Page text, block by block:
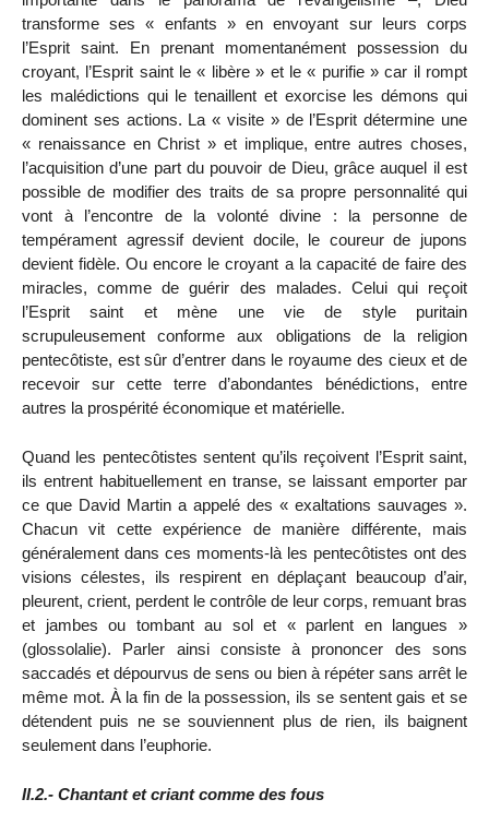
transforme ses « enfants » en envoyant sur leurs corps
l’Esprit saint. En prenant momentanément possession du
croyant, l’Esprit saint le « libère » et le « purifie » car il rompt
les malédictions qui le tenaillent et exorcise les démons qui
dominent ses actions. La « visite » de l’Esprit détermine une
« renaissance en Christ » et implique, entre autres choses,
l’acquisition d’une part du pouvoir de Dieu, grâce auquel il est
possible de modifier des traits de sa propre personnalité qui
vont à l’encontre de la volonté divine : la personne de
tempérament agressif devient docile, le coureur de jupons
devient fidèle. Ou encore le croyant a la capacité de faire des
miracles, comme de guérir des malades. Celui qui reçoit
l’Esprit saint et mène une vie de style puritain
scrupuleusement conforme aux obligations de la religion
pentecôtiste, est sûr d’entrer dans le royaume des cieux et de
recevoir sur cette terre d’abondantes bénédictions, entre
autres la prospérité économique et matérielle.
Quand les pentecôtistes sentent qu’ils reçoivent l’Esprit saint,
ils entrent habituellement en transe, se laissant emporter par
ce que David Martin a appelé des « exaltations sauvages ».
Chacun vit cette expérience de manière différente, mais
généralement dans ces moments-là les pentecôtistes ont des
visions célestes, ils respirent en déplaçant beaucoup d’air,
pleurent, crient, perdent le contrôle de leur corps, remuant bras
et jambes ou tombant au sol et « parlent en langues »
(glossolalie). Parler ainsi consiste à prononcer des sons
saccadés et dépourvus de sens ou bien à répéter sans arrêt le
même mot. À la fin de la possession, ils se sentent gais et se
détendent puis ne se souviennent plus de rien, ils baignent
seulement dans l’euphorie.
II.2.- Chantant et criant comme des fous